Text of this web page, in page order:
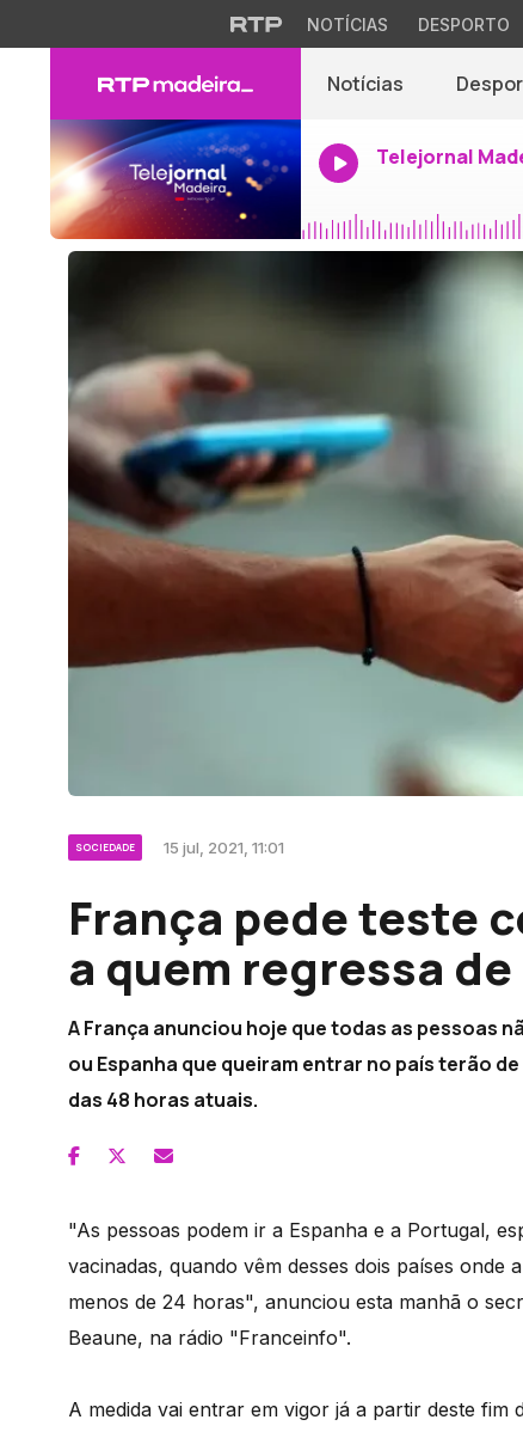
NOTÍCIAS DESPORTO
Notícias
Telejornal
SOCIEDADE 15 jul, 2021, 11:01
França pede teste
a quem regressa
A França anunciou hoje que todas as pessoas
ou Espanha que queiram entrar no país terão
das 48 horas atuais.
"As pessoas podem ir a Espanha e a Portugal,
vacinadas, quando vêm desses dois países
menos de 24 horas", anunciou esta manhã o
Beaune, na rádio "Franceinfo".
A medida vai entrar em vigor já a partir deste fim